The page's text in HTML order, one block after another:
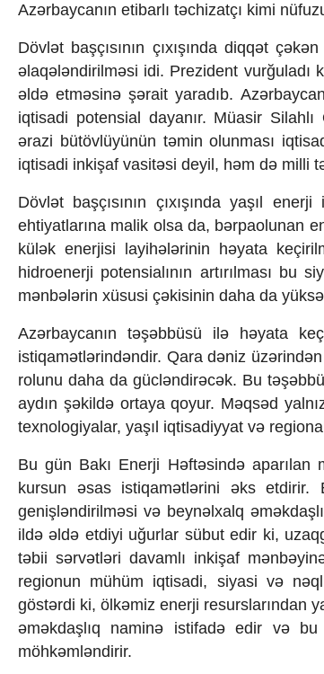
Azərbaycanın etibarlı təchizatçı kimi
Dövlət başçısının çıxışında diqqət
əlaqələndirilməsi idi. Prezident vurğuladı
əldə etməsinə şərait yaradıb.
iqtisadi potensial dayanır. Müasir Silahlı
ərazi bütövlüyünün təmin olunması
iqtisadi inkişaf vasitəsi deyil, həm də milli
Dövlət başçısının çıxışında yaşıl
ehtiyatlarına malik olsa da, bərpaolunan
külək enerjisi layihələrinin həyata
hidroenerji potensialının artırılması bu
mənbələrin xüsusi çəkisinin daha da
Azərbaycanın təşəbbüsü ilə həyata
istiqamətlərindəndir. Qara dəniz
rolunu daha da gücləndirəcək. Bu
aydın şəkildə ortaya qoyur. Məqsəd
texnologiyalar, yaşıl iqtisadiyyat və
Bu gün Bakı Enerji Həftəsində aparılan
kursun əsas istiqamətlərini əks etdirir.
genişləndirilməsi və beynəlxalq
ildə əldə etdiyi uğurlar sübut edir ki,
təbii sərvətləri davamlı inkişaf
regionun mühüm iqtisadi, siyasi və
göstərdi ki, ölkəmiz enerji resurslarından
əməkdaşlıq naminə istifadə edir və
möhkəmləndirir.